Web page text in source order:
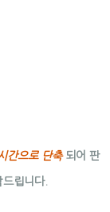
간으로 단축 되어 판
립니다.